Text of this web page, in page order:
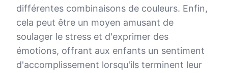
différentes combinaisons de couleurs. Enfin,
cela peut être un moyen amusant de
soulager le stress et d'exprimer des
émotions, offrant aux enfants un sentiment
d'accomplissement lorsqu'ils terminent leur